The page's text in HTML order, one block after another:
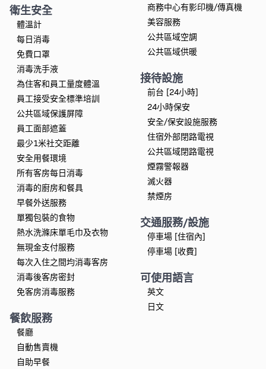
衛生安全
體溫計
每日消毒
免費口罩
消毒洗手液
為住客和員工量度體溫
員工接受安全標準培訓
公共區域保護屏障
員工面部遮蓋
最少1米社交距離
安全用餐環境
所有客房每日消毒
消毒的廚房和餐具
早餐外送服務
單獨包裝的食物
熱水洗滌床單毛巾及衣物
無現金支付服務
每次入住之間均消毒客房
消毒後客房密封
免客房消毒服務
餐飲服務
餐廳
自動售賣機
自助早餐
商務中心有影印機/傳真機
美容服務
公共區域空調
公共區域供暖
接待設施
前台 [24小時]
24小時保安
安全/保安設施服務
住宿外部閉路電視
公共區域閉路電視
煙霧警報器
滅火器
禁煙房
交通服務/設施
停車場 [住宿內]
停車場 [收費]
可使用語言
英文
日文